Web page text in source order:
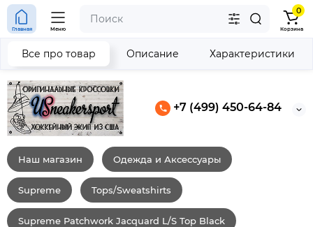
+7 (499) 450-64-84
Главная Меню
0
Корзина
Наш магазин Одежда и Аксессуары
Supreme Tops/Sweatshirts
Supreme Patchwork Jacquard L/S Top Black
Все про товар Описание Характеристики